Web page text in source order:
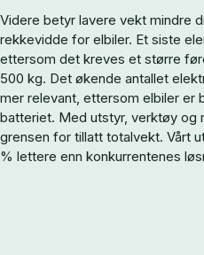
Videre betyr lavere vekt mindre
rekkevidde for elbiler. Et siste
ettersom det kreves et større
500 kg. Det økende antallet
mer relevant, ettersom elbiler er
batteriet. Med utstyr, verktøy og
grensen for tillatt totalvekt. Vårt
% lettere enn konkurrentenes